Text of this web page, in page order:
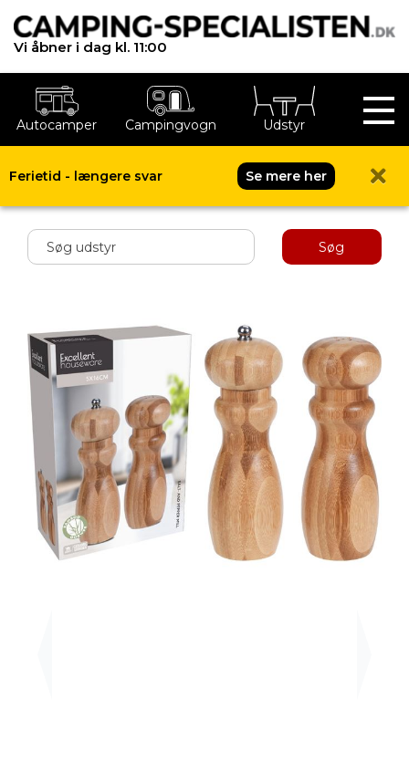
Vi åbner i dag kl. 11:00
Autocamper Campingvogn Udstyr
Ferietid - længere svar
Se mere her
Søg